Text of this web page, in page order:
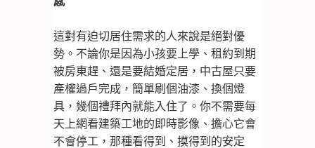
這對有迫切居住需求的人來說是絕對優
勢。不論你是因為小孩要上學、租約到期
被房東趕、還是要結婚定居，中古屋只要
產權過戶完成，簡單刷個油漆、換個燈
具，幾個禮拜內就能入住了。你不需要每
天上網看建築工地的即時影像、擔心它會
不會停工，那種看得到、摸得到的安定